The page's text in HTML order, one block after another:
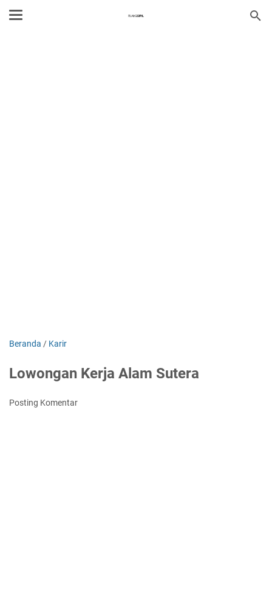
Beranda / Karir
Lowongan Kerja Alam Sutera
Posting Komentar